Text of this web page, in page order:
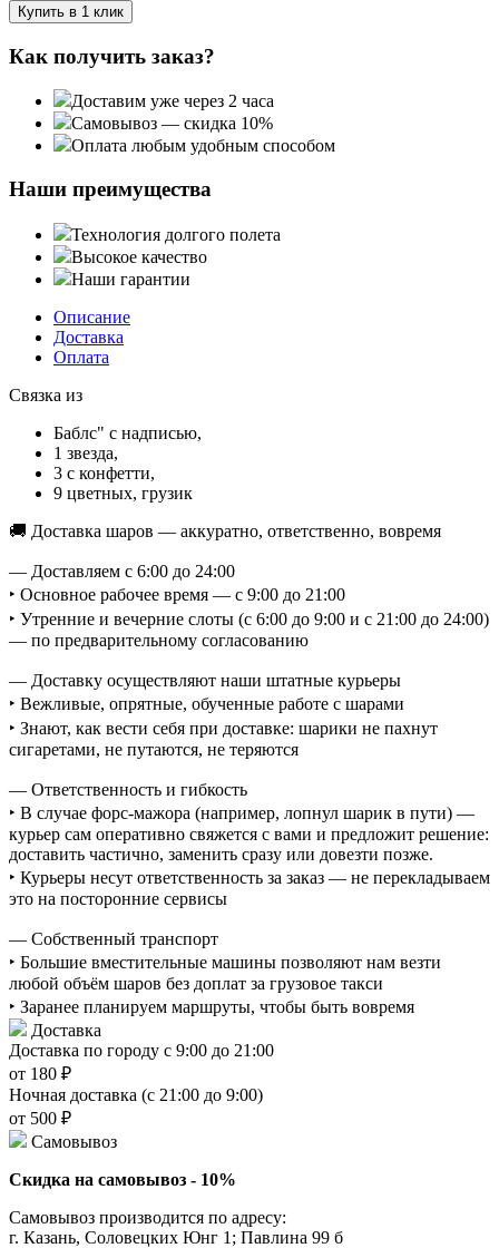
Купить в 1 клик
Как получить заказ?
Доставим уже через 2 часа
Самовывоз — скидка 10%
Оплата любым удобным способом
Наши преимущества
Технология долгого полета
Высокое качество
Наши гарантии
Описание
Доставка
Оплата
Связка из
Баблс" с надписью,
1 звезда,
3 с конфетти,
9 цветных, грузик
🚚 Доставка шаров — аккуратно, ответственно, вовремя
— Доставляем с 6:00 до 24:00
‣ Основное рабочее время — с 9:00 до 21:00
‣ Утренние и вечерние слоты (с 6:00 до 9:00 и с 21:00 до 24:00)
— по предварительному согласованию
— Доставку осуществляют наши штатные курьеры
‣ Вежливые, опрятные, обученные работе с шарами
‣ Знают, как вести себя при доставке: шарики не пахнут
сигаретами, не путаются, не теряются
— Ответственность и гибкость
‣ В случае форс-мажора (например, лопнул шарик в пути) —
курьер сам оперативно свяжется с вами и предложит решение:
доставить частично, заменить сразу или довезти позже.
‣ Курьеры несут ответственность за заказ — не перекладываем
это на посторонние сервисы
— Собственный транспорт
‣ Большие вместительные машины позволяют нам везти
любой объём шаров без доплат за грузовое такси
‣ Заранее планируем маршруты, чтобы быть вовремя
Доставка
Доставка по городу с 9:00 до 21:00
от 180 ₽
Ночная доставка (с 21:00 до 9:00)
от 500 ₽
Самовывоз
Скидка на самовывоз - 10%
Самовывоз производится по адресу:
г. Казань, Соловецких Юнг 1; Павлина 99 б